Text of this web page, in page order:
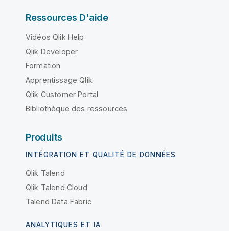
Ressources D'aide
Vidéos Qlik Help
Qlik Developer
Formation
Apprentissage Qlik
Qlik Customer Portal
Bibliothèque des ressources
Produits
INTÉGRATION ET QUALITÉ DE DONNÉES
Qlik Talend
Qlik Talend Cloud
Talend Data Fabric
ANALYTIQUES ET IA